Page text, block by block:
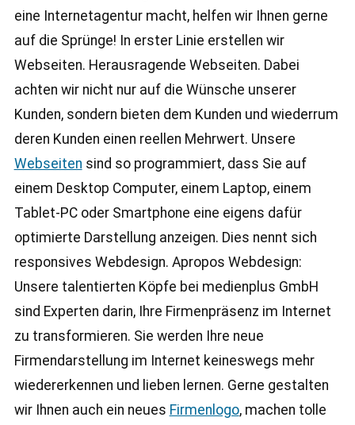
eine Internetagentur macht, helfen wir Ihnen gerne
auf die Sprünge! In erster Linie erstellen wir
Webseiten. Herausragende Webseiten. Dabei
achten wir nicht nur auf die Wünsche unserer
Kunden, sondern bieten dem Kunden und wiederrum
deren Kunden einen reellen Mehrwert. Unsere
Webseiten sind so programmiert, dass Sie auf
einem Desktop Computer, einem Laptop, einem
Tablet-PC oder Smartphone eine eigens dafür
optimierte Darstellung anzeigen. Dies nennt sich
responsives Webdesign. Apropos Webdesign:
Unsere talentierten Köpfe bei medienplus GmbH
sind Experten darin, Ihre Firmenpräsenz im Internet
zu transformieren. Sie werden Ihre neue
Firmendarstellung im Internet keineswegs mehr
wiedererkennen und lieben lernen. Gerne gestalten
wir Ihnen auch ein neues Firmenlogo, machen tolle